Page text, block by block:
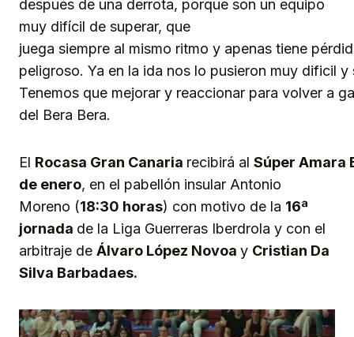
después de una derrota, porque son un equipo
muy difícil de superar, que
juega siempre al mismo ritmo y apenas tiene
peligroso. Ya en la ida nos lo pusieron muy dificil
Tenemos que mejorar y reaccionar para volver a
del Bera Bera.
El Rocasa Gran Canaria recibirá al Súper Amara
de enero, en el pabellón insular Antonio
Moreno (18:30 horas) con motivo de la 16ª
jornada de la Liga Guerreras Iberdrola y con el
arbitraje de Álvaro López Novoa y Cristian Da
Silva Barbadaes.